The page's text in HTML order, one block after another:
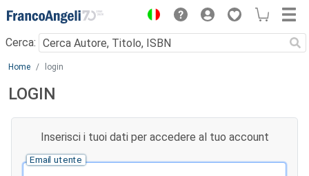
Menu
Cerca:
Main content
Home login
LOGIN
Inserisci i tuoi dati per accedere al tuo account
Email utente